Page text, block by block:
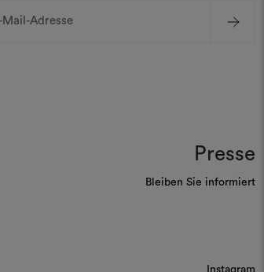
Presse
Bleiben Sie informiert
Instagram